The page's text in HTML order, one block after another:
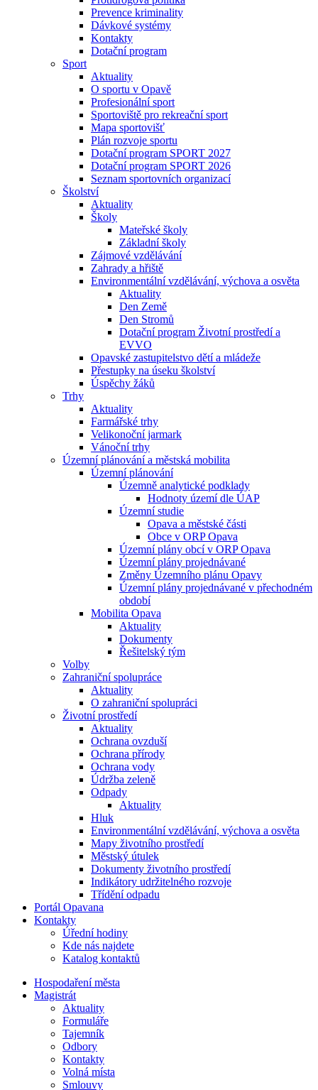
Prevence kriminality
Dávkové systémy
Kontakty
Dotační program
Sport
Aktuality
O sportu v Opavě
Profesionální sport
Sportoviště pro rekreační sport
Mapa sportovišť
Plán rozvoje sportu
Dotační program SPORT 2027
Dotační program SPORT 2026
Seznam sportovních organizací
Školství
Aktuality
Školy
Mateřské školy
Základní školy
Zájmové vzdělávání
Zahrady a hřiště
Environmentální vzdělávání, výchova a osvěta
Aktuality
Den Země
Den Stromů
Dotační program Životní prostředí a
EVVO
Opavské zastupitelstvo dětí a mládeže
Přestupky na úseku školství
Úspěchy žáků
Trhy
Aktuality
Farmářské trhy
Velikonoční jarmark
Vánoční trhy
Územní plánování a městská mobilita
Územní plánování
Územně analytické podklady
Hodnoty území dle ÚAP
Územní studie
Opava a městské části
Obce v ORP Opava
Územní plány obcí v ORP Opava
Územní plány projednávané
Změny Územního plánu Opavy
Územní plány projednávané v přechodném
období
Mobilita Opava
Aktuality
Dokumenty
Řešitelský tým
Volby
Zahraniční spolupráce
Aktuality
O zahraniční spolupráci
Životní prostředí
Aktuality
Ochrana ovzduší
Ochrana přírody
Ochrana vody
Údržba zeleně
Odpady
Aktuality
Hluk
Environmentální vzdělávání, výchova a osvěta
Mapy životního prostředí
Městský útulek
Dokumenty životního prostředí
Indikátory udržitelného rozvoje
Třídění odpadu
Portál Opavana
Kontakty
Úřední hodiny
Kde nás najdete
Katalog kontaktů
Hospodaření města
Magistrát
Aktuality
Formuláře
Tajemník
Odbory
Kontakty
Volná místa
Smlouvy